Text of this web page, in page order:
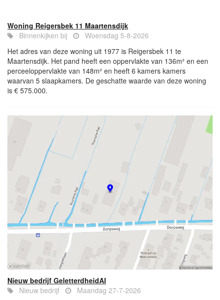
Woning Reigersbek 11 Maartensdijk
Binnenkijken bij
Woensdag 5-8-2026
Het adres van deze woning uit 1977 is Reigersbek 11 te
Maartensdijk. Het pand heeft een oppervlakte van 136m² en een
perceeloppervlakte van 148m² en heeft 6 kamers kamers
waarvan 5 slaapkamers. De geschatte waarde van deze woning
is € 575.000.
Nieuw bedrijf GeletterdheidAI
Nieuw bedrijf
Maandag 27-7-2026